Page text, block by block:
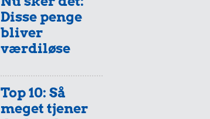
Disse penge
bliver
værdiløse
Top 10: Så
meget tjener